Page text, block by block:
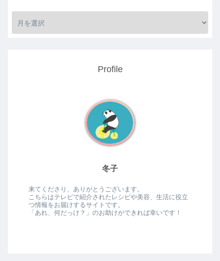
Profile
冬子
来てくださり、ありがとうございます。
こちらはテレビで紹介されたレシピや美容、生活に役立
つ情報をお届けするサイトです。
「あれ、何だっけ？」のお助けができれば幸いです！